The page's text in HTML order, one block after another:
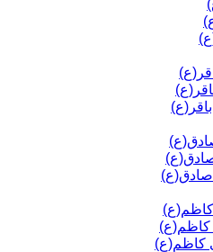
کاظم(ع)
کاظم(ع)